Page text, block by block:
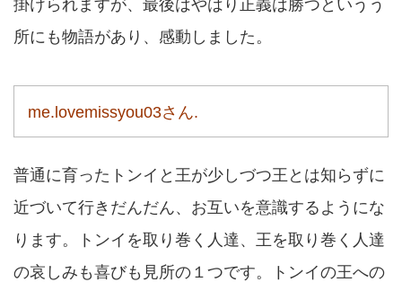
掛けられますが、最後はやはり正義は勝つというう
所にも物語があり、感動しました。
me.lovemissyou03さん.
普通に育ったトンイと王が少しづつ王とは知らずに
近づいて行きだんだん、お互いを意識するようにな
ります。トンイを取り巻く人達、王を取り巻く人達
の哀しみも喜びも見所の１つです。トンイの王への